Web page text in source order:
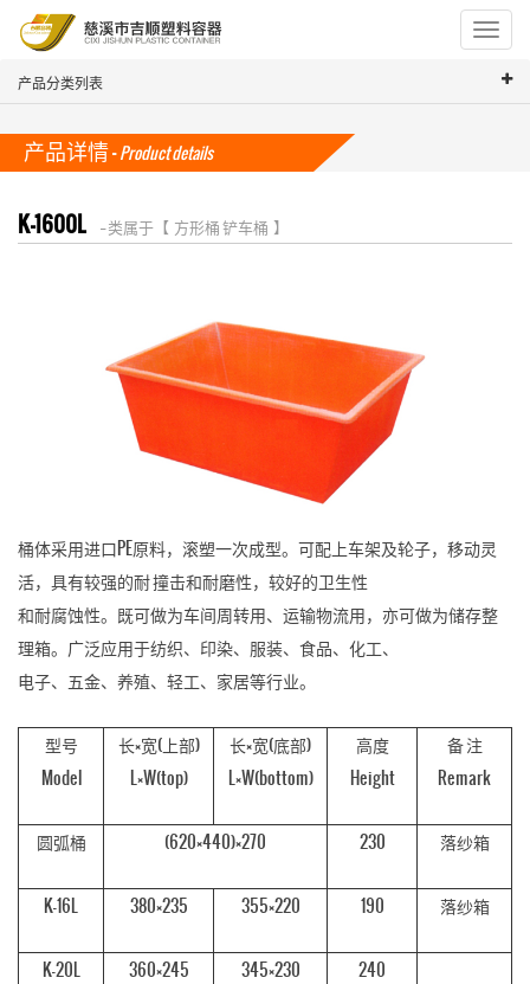
Toggle
产品分类列表
产品详情 -Product details
K-1600L -- 类属于【 方形桶 铲车桶 】
桶体采用进口PE原料，滚塑一次成型。可配上车架及轮子，移动灵
活，具有较强的耐 撞击和耐磨性，较好的卫生性
和耐腐蚀性。既可做为车间周转用、运输物流用，亦可做为储存整
理箱。广泛应用于纺织、印染、服装、食品、化工、
电子、五金、养殖、轻工、家居等行业。
型号
Model
长×宽(上部)
L×W(top)
长×宽(底部)
L×W(bottom)
高度
Height
备 注
Remark
圆弧桶 (620×440)×270 230 落纱箱
K-16L 380×235 355×220 190 落纱箱
K-20L 360×245 345×230 240